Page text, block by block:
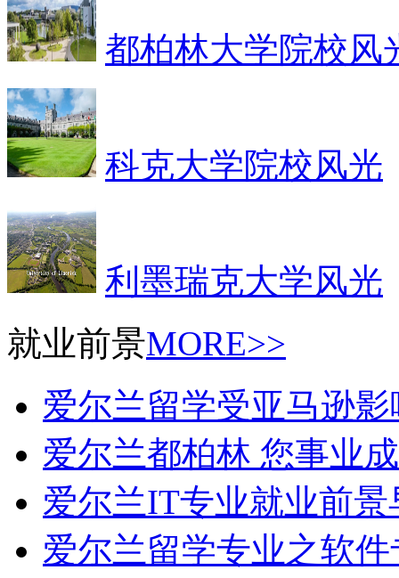
都柏林大学院校风
科克大学院校风光
利墨瑞克大学风光
就业前景MORE>>
爱尔兰留学受亚马逊
爱尔兰都柏林 您事业
爱尔兰IT专业就业前景
爱尔兰留学专业之软